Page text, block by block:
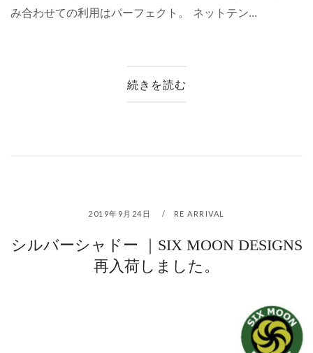
み合わせての利用はパーフェクト。 ネットテン...
続きを読む
2019年9月24日 RE ARRIVAL
シルバーシャドー ｜SIX MOON DESIGNS
再入荷しました。